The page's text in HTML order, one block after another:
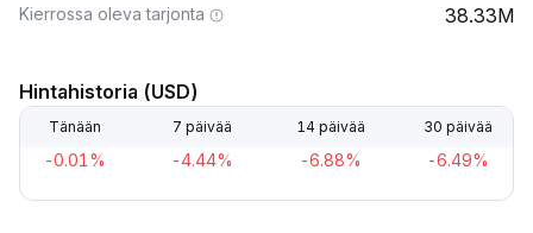
Kierrossa oleva tarjonta 38.33M
Hintahistoria (USD)
Tänään 7 päivää 14 päivää 30 päivää
-0.01% -4.44% -6.88% -6.49%